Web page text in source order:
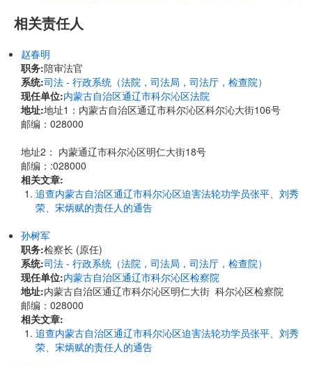
相关责任人
赵春明
职务:陪审法官
系统:司法 - 行政系统（法院，司法局，司法厅，检查院）
现任单位:内蒙古自治区通辽市科尔沁区法院
地址:地址1：内蒙古自治区通辽市科尔沁区科尔沁大街106号
邮编：028000
地址2： 内蒙通辽市科尔沁区明仁大街18号
邮编：:028000
相关文章:
追查内蒙古自治区通辽市科尔沁区迫害法轮功学员张平、刘秀
荣、宋炳赋的责任人的通告
孙树军
职务:检察长 (原任)
系统:司法 - 行政系统（法院，司法局，司法厅，检查院）
现任单位:内蒙古自治区通辽市科尔沁区检察院
地址:内蒙古自治区通辽市科尔沁区明仁大街 科尔沁区检察院
邮编：028000
相关文章:
追查内蒙古自治区通辽市科尔沁区迫害法轮功学员张平、刘秀
荣、宋炳赋的责任人的通告